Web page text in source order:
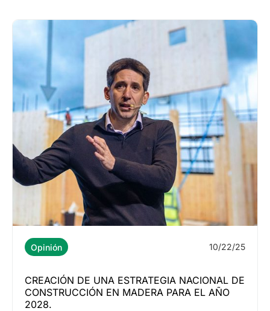
Opinión 10/22/25
CREACIÓN DE UNA ESTRATEGIA NACIONAL DE
CONSTRUCCIÓN EN MADERA PARA EL AÑO
2028.